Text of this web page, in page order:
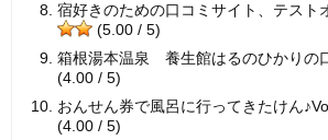
宿好きのための口コミサイト、テスト
(5.00 / 5)
箱根湯本温泉 養生館はるのひかりの
(4.00 / 5)
おんせん券で風呂に行ってきたけん
(4.00 / 5)